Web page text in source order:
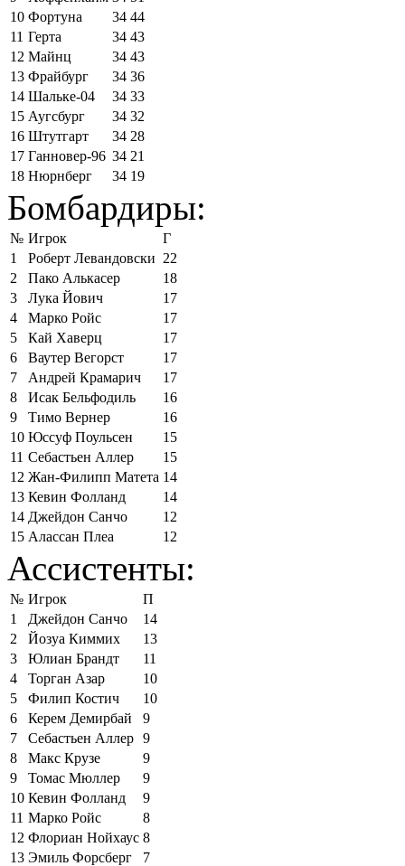
10 Фортуна 34 44
11 Герта 34 43
12 Майнц 34 43
13 Фрайбург 34 36
14 Шальке-04 34 33
15 Аугсбург 34 32
16 Штутгарт 34 28
17 Ганновер-96 34 21
18 Нюрнберг 34 19
Бомбардиры:
№ Игрок
Г
1
Роберт Левандовски 22
2
Пако Алькасер
18
3
Лука Йович
17
4
Марко Ройс
17
5
Кай Хаверц
17
6
Ваутер Вегорст
17
7
Андрей Крамарич
17
8
Исак Бельфодиль
16
9
Тимо Вернер
16
10 Юссуф Поульсен
15
11 Себастьен Аллер
15
12 Жан-Филипп Матета 14
13 Кевин Фолланд
14
14 Джейдон Санчо
12
15 Алассан Плеа 12
Ассистенты:
№ Игрок
П
1
Джейдон Санчо
14
2
Йозуа Киммих
13
3
Юлиан Брандт
11
4
Торган Азар
10
5
Филип Костич
10
6
Керем Демирбай
9
7
Себастьен Аллер 9
8
Макс Крузе
9
9
Томас Мюллер
9
10 Кевин Фолланд
9
11 Марко Ройс
8
12 Флориан Нойхаус 8
13 Эмиль Форсберг
7